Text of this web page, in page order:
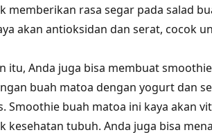
memberikan rasa segar pada salad
akan antioksidan dan serat, cocok
itu, Anda juga bisa membuat
buah matoa dengan yogurt dan
Smoothie buah matoa ini kaya akan
kesehatan tubuh. Anda juga bisa